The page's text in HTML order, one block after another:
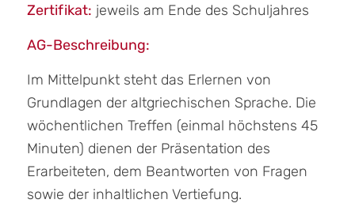
Zertifikat: jeweils am Ende des Schuljahres
AG-Beschreibung:
Im Mittelpunkt steht das Erlernen von
Grundlagen der altgriechischen Sprache. Die
wöchentlichen Treffen (einmal höchstens 45
Minuten) dienen der Präsentation des
Erarbeiteten, dem Beantworten von Fragen
sowie der inhaltlichen Vertiefung.